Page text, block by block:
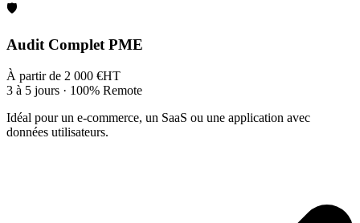
🛡️
Audit Complet PME
À partir de 2 000 €HT
3 à 5 jours · 100% Remote
Idéal pour un e-commerce, un SaaS ou une application avec
données utilisateurs.